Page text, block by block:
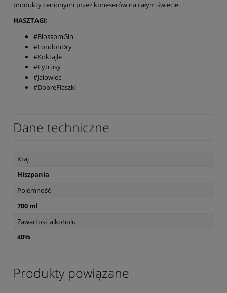
produkty cenionymi przez koneserów na całym świecie.
HASZTAGI:
#BlossomGin
#LondonDry
#Koktajle
#Cytrusy
#Jałowiec
#DobreFlaszki
Dane techniczne
Kraj
Hiszpania
Pojemność
700 ml
Zawartość alkoholu
40%
Produkty powiązane